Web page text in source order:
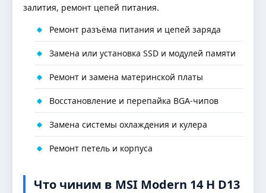
залития, ремонт цепей питания.
Ремонт разъёма питания и цепей заряда
Замена или установка SSD и модулей памяти
Ремонт и замена материнской платы
Восстановление и перепайка BGA-чипов
Замена системы охлаждения и кулера
Ремонт петель и корпуса
Что чиним в MSI Modern 14 H D13